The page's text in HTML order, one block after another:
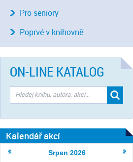
Pro seniory
Poprvé v knihovně
ON-LINE KATALOG
Kalendář akcí
Srpen 2026